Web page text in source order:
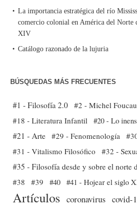
La importancia estratégica del río
comercio colonial en América del Norte
XIV
Catálogo razonado de la lujuria
BÚSQUEDAS MÁS FRECUENTES
#1 - Filosofía 2.0 #2 - Michel
#18 - Literatura Infantil #20 - Lo
#21 - Arte #29 - Fenomenología
#31 - Vitalismo Filosófico
#32 -
#35 - Filosofía desde y sobre el norte
#38
#39 #40 #41 - Hojear el siglo
Artículos coronavirus covid-